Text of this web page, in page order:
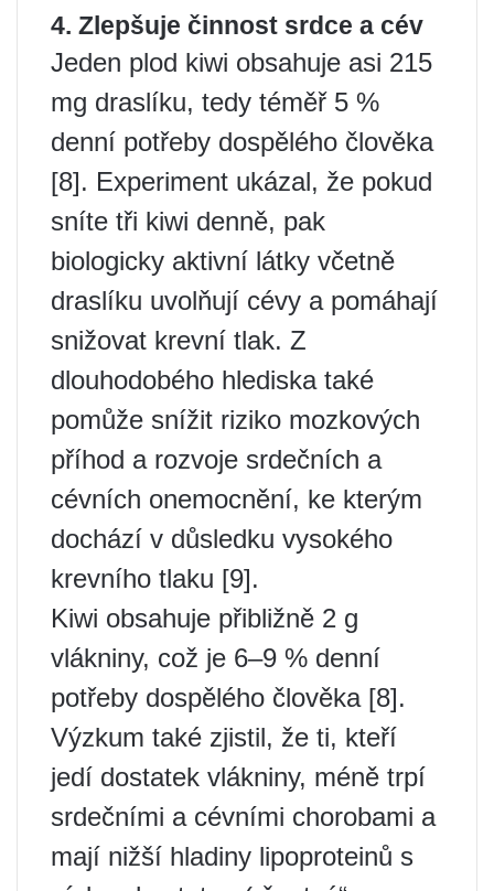
4. Zlepšuje činnost srdce a cév
Jeden plod kiwi obsahuje asi 215
mg draslíku, tedy téměř 5 %
denní potřeby dospělého člověka
[8]. Experiment ukázal, že pokud
sníte tři kiwi denně, pak
biologicky aktivní látky včetně
draslíku uvolňují cévy a pomáhají
snižovat krevní tlak. Z
dlouhodobého hlediska také
pomůže snížit riziko mozkových
příhod a rozvoje srdečních a
cévních onemocnění, ke kterým
dochází v důsledku vysokého
krevního tlaku [9].
Kiwi obsahuje přibližně 2 g
vlákniny, což je 6–9 % denní
potřeby dospělého člověka [8].
Výzkum také zjistil, že ti, kteří
jedí dostatek vlákniny, méně trpí
srdečními a cévními chorobami a
mají nižší hladiny lipoproteinů s